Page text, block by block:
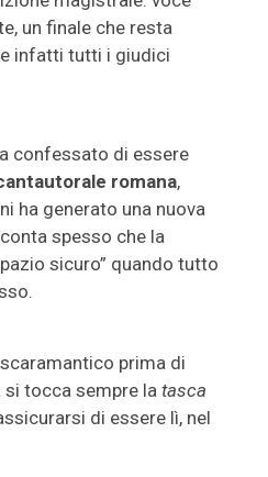
un finale che resta
infatti tutti i giudici
confessato di essere
romana,
ha generato una nuova
spesso che la
sicuro” quando tutto
prima di
si tocca sempre la tasca
di essere lì, nel